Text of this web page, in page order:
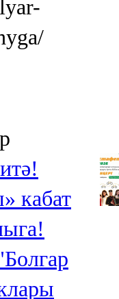
кабат